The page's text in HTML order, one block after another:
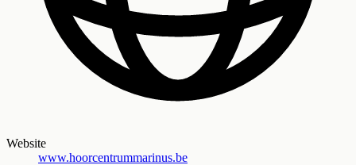
Website
www.hoorcentrummarinus.be